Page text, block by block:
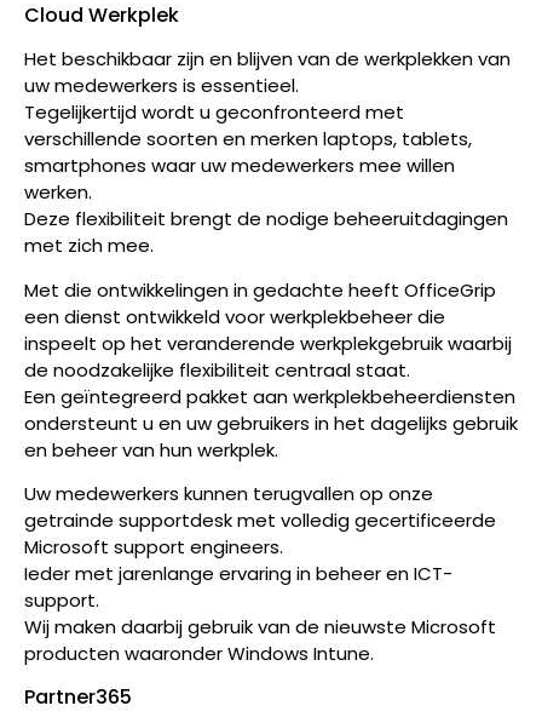
Cloud Werkplek
Het beschikbaar zijn en blijven van de werkplekken van
uw medewerkers is essentieel.
Tegelijkertijd wordt u geconfronteerd met
verschillende soorten en merken laptops, tablets,
smartphones waar uw medewerkers mee willen
werken.
Deze flexibiliteit brengt de nodige beheeruitdagingen
met zich mee.
Met die ontwikkelingen in gedachte heeft OfficeGrip
een dienst ontwikkeld voor werkplekbeheer die
inspeelt op het veranderende werkplekgebruik waarbij
de noodzakelijke flexibiliteit centraal staat.
Een geïntegreerd pakket aan werkplekbeheerdiensten
ondersteunt u en uw gebruikers in het dagelijks gebruik
en beheer van hun werkplek.
Uw medewerkers kunnen terugvallen op onze
getrainde supportdesk met volledig gecertificeerde
Microsoft support engineers.
Ieder met jarenlange ervaring in beheer en ICT-
support.
Wij maken daarbij gebruik van de nieuwste Microsoft
producten waaronder Windows Intune.
Partner365